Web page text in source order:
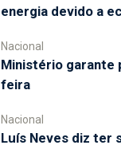
energia devido a
Nacional
Ministério garante
feira
Nacional
Luís Neves diz ter